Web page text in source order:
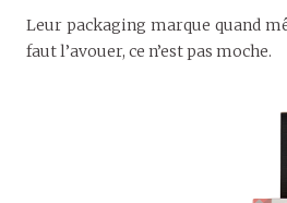
Leur packaging marque quand
faut l’avouer, ce n’est pas moche.